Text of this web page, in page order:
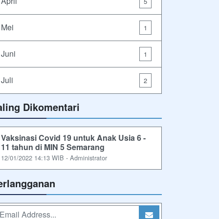
Mei 1
Juni 1
Juli 2
Dikomentari
Vaksinasi Covid 19 untuk Anak Usia 6 -
11 tahun di MIN 5 Semarang
12/01/2022 14:13 WIB - Administrator